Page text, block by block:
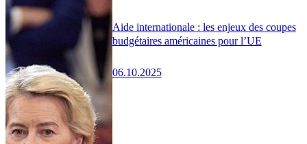
Aide internationale : les enjeux des coupes
budgétaires américaines pour l’UE
06.10.2025